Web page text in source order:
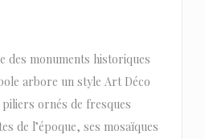
des monuments historiques
arbore un style Art Déco
ornés de fresques
de l’époque, ses mosaïques